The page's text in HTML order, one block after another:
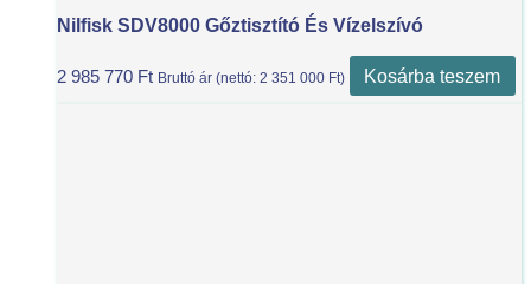
Nilfisk SDV8000 Gőztisztító És Vízelszívó
2 985 770 Ft Bruttó ár (nettó: 2 351 000 Ft) Kosárba teszem